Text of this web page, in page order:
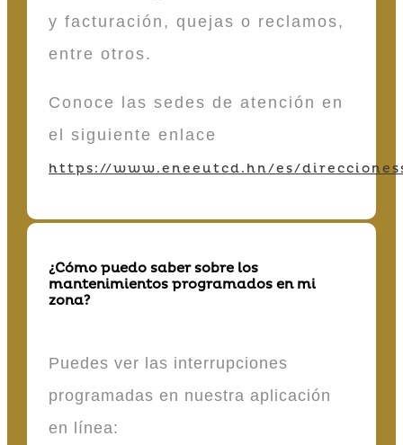
y facturación, quejas o reclamos,
entre otros.
Conoce las sedes de atención en
el siguiente enlace
https://www.eneeutcd.hn/es/
¿Cómo puedo saber sobre los
mantenimientos programados en mi
zona?
Puedes ver las interrupciones
programadas en nuestra aplicación
en línea: